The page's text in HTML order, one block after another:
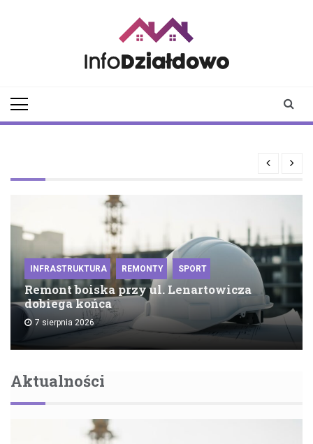
INFRASTRUKTURA REMONTY SPORT
Remont boiska przy ul. Lenartowicza
dobiega końca
7 sierpnia 2026
Aktualności